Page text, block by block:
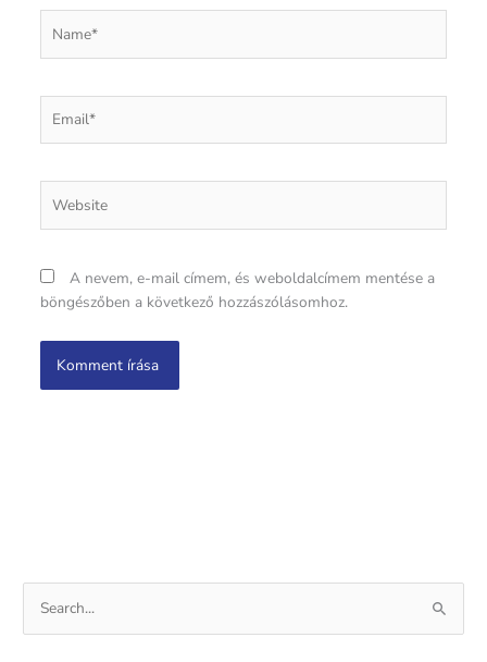
A nevem, e-mail címem, és weboldalcímem mentése a
böngészőben a következő hozzászólásomhoz.
e